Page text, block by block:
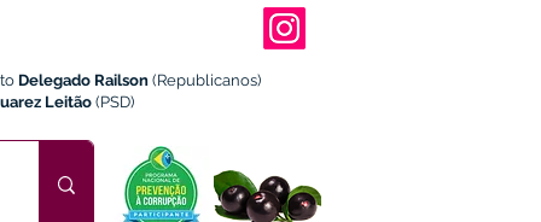
Delegado Railson (Republicanos)
Leitão (PSD)